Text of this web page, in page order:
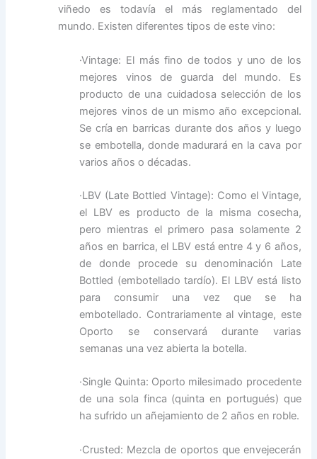
viñedo es todavía el más reglamentado del
mundo. Existen diferentes tipos de este vino:
·Vintage: El más fino de todos y uno de los
mejores vinos de guarda del mundo. Es
producto de una cuidadosa selección de los
mejores vinos de un mismo año excepcional.
Se cría en barricas durante dos años y luego
se embotella, donde madurará en la cava por
varios años o décadas.
·LBV (Late Bottled Vintage): Como el Vintage,
el LBV es producto de la misma cosecha,
pero mientras el primero pasa solamente 2
años en barrica, el LBV está entre 4 y 6 años,
de donde procede su denominación Late
Bottled (embotellado tardío). El LBV está listo
para consumir una vez que se ha
embotellado. Contrariamente al vintage, este
Oporto se conservará durante varias
semanas una vez abierta la botella.
·Single Quinta: Oporto milesimado procedente
de una sola finca (quinta en portugués) que
ha sufrido un añejamiento de 2 años en roble.
·Crusted: Mezcla de oportos que envejecerán